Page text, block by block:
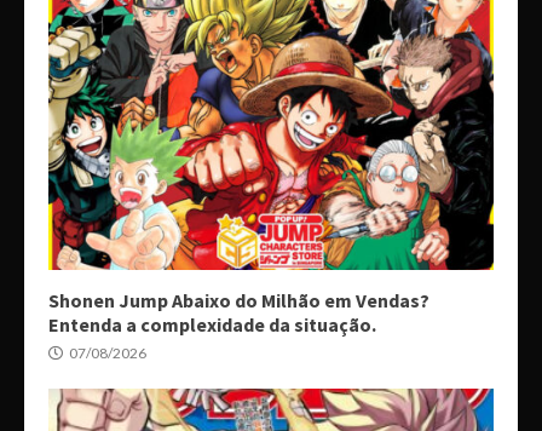
Shonen Jump Abaixo do Milhão em Vendas?
Entenda a complexidade da situação.
07/08/2026